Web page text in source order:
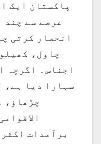
پاکستان ایک
عرصے سے چند
انحصار کرتی
چاول،
اجناس۔ اگرچہ
سہارا دیا ہے،
چڑھاؤ،
برآمدات